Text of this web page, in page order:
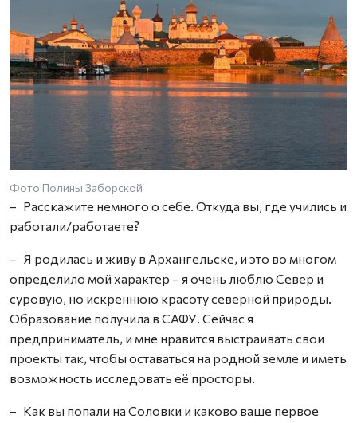
Фото Полины Заборской
– Расскажите немного о себе. Откуда вы, где учились и
работали/работаете?
– Я родилась и живу в Архангельске, и это во многом
определило мой характер – я очень люблю Север и
суровую, но искреннюю красоту северной природы.
Образование получила в САФУ. Сейчас я
предприниматель, и мне нравится выстраивать свои
проекты так, чтобы оставаться на родной земле и иметь
возможность исследовать её просторы.
– Как вы попали на Соловки и каково ваше первое